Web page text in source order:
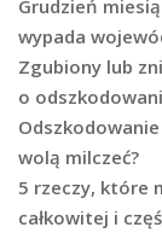
Grudzień
wypada
Zgubiony lub
o
wolą milczeć?
5 rzeczy, które
całkowitej i